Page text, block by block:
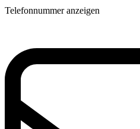
Telefonnummer anzeigen